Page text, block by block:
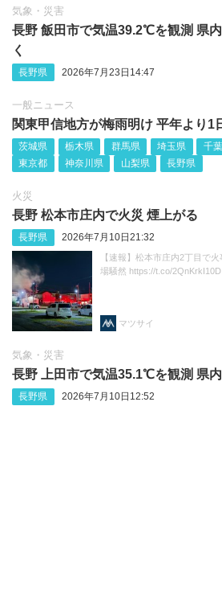
気象・災害
長野 飯田市で気温39.2℃を観測 県
く
長野県 2026年7月23日14:47
一般ニュース
関東甲信地方が梅雨明け 平年より1
茨城県 栃木県 群馬県 埼玉県
千
東京都
神奈川県 山梨県 長野県
火災
長野 松本市庄内で火災 煙上がる
長野県 2026年7月10日21:32
【速報】松本市庄内2丁目で
場騒然 https://t.co/2QnKrkI10D
マツサイ
気象・災害
長野 上田市で気温35.1℃を観測 県
長野県 2026年7月10日12:52